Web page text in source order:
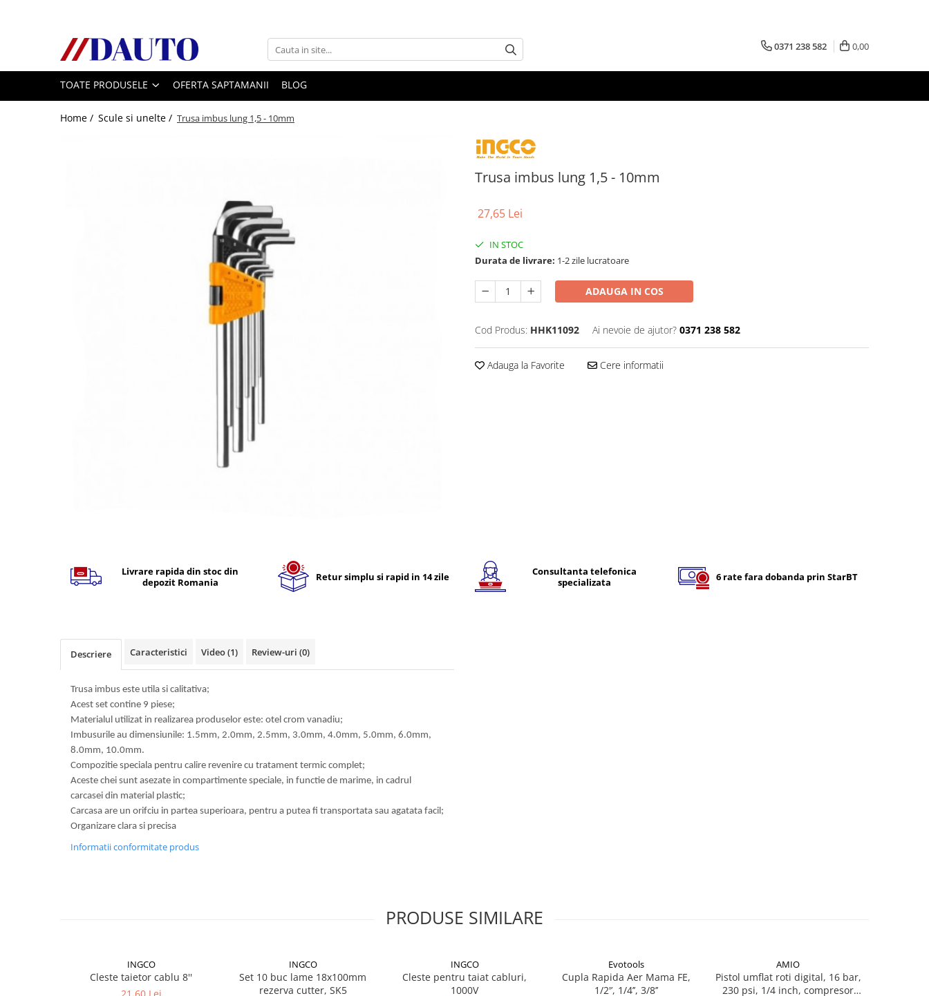
Toate Produsele
Bullbare, Suporti lumini camioane
Accesorii inox
Scania R S G P Next Generation
Volvo FH 2 Euro 4
Volvo FH 4 Euro 6
Volvo Model FM
Lumini, Becuri, Proiectoare
Accesorii iluminare LED camioane
Bare LED (LED Bar) off-road, auto
Becuri Halogen Auto
Becuri Led Auto
Lampi gabarit auto si remorci
0371 238 582 0,00
TOATE PRODUSELE OFERTA SAPTAMANII BLOG
Home / Scule si unelte / Trusa imbus lung 1,5 - 10mm
Trusa imbus lung 1,5 - 10mm
Facebook
27,65 Lei
IN STOC
Durata de livrare: 1-2 zile lucratoare
ADAUGA IN COS
Cod Produs: HHK11092 Ai nevoie de ajutor? 0371 238 582
Adauga la Favorite Cere informatii
Livrare rapida din stoc din
depozit Romania
Retur simplu si rapid in 14 zile
Consultanta telefonica
specializata
6 rate fara dobanda prin StarBT
Descriere Caracteristici Video(1) Review-uri (0)
Trusa imbus este utila si calitativa;
Acest set contine 9 piese;
Materialul utilizat in realizarea produselor este: otel crom vanadiu;
Imbusurile au dimensiunile: 1.5mm, 2.0mm, 2.5mm, 3.0mm, 4.0mm, 5.0mm, 6.0mm,
8.0mm, 10.0mm.
Compozitie speciala pentru calire revenire cu tratament termic complet;
Aceste chei sunt asezate in compartimente speciale, in functie de marime, in cadrul
carcasei din material plastic;
Carcasa are un orifciu in partea superioara, pentru a putea fi transportata sau agatata facil;
Organizare clara si precisa
Informatii conformitate produs
PRODUSE SIMILARE
INGCO
Cleste taietor cablu 8''
INGCO
Set 10 buc lame 18x100mm
rezerva cutter, SK5
INGCO
Cleste pentru taiat cabluri,
1000V
Evotools
Cupla Rapida Aer Mama FE,
1/2'’, 1/4’’, 3/8’’
AMIO
Pistol umflat roti digital, 16 bar,
230 psi, 1/4 inch, compresor